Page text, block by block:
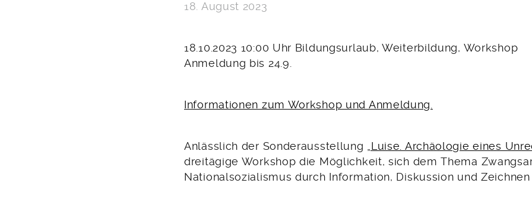
18. August 2023
18.10.2023 10:00 Uhr Bildungsurlaub, Weiterbildung, Workshop
Anmeldung bis 24.9.
Informationen zum Workshop und Anmeldung.
Anlässlich der Sonderausstellung „Luise. Archäologie eines
dreitägige Workshop die Möglichkeit, sich dem Thema
Nationalsozialismus durch Information, Diskussion und Zeichnen